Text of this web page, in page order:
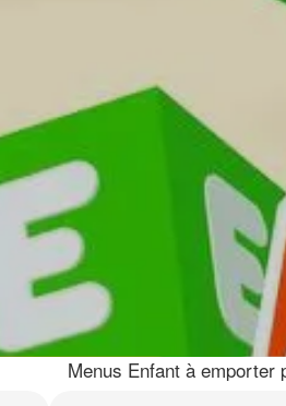
Menus Enfant à emporter